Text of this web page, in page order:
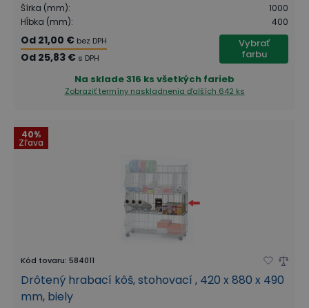
Šírka (mm):
1000
Hĺbka (mm): 400
Od 21,00 € bez DPH
Od 25,83 € s DPH
Vybrať
farbu
Na sklade316 ks všetkých farieb
Zobraziť termíny naskladnenia ďalších 642 ks
40%
Zľava
Kód tovaru: 584011
Drôtený hrabací kôš, stohovací , 420 x 880 x 490
mm, biely